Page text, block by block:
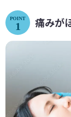
POINT
1 痛みが